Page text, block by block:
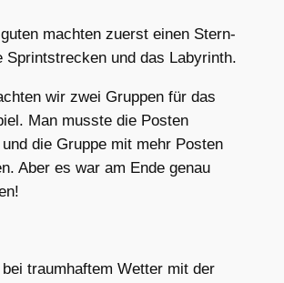
machten zuerst einen Stern-
Sprintstrecken und das Labyrinth.
wir zwei Gruppen für das
Man musste die Posten
die Gruppe mit mehr Posten
Aber es war am Ende genau
traumhaftem Wetter mit der